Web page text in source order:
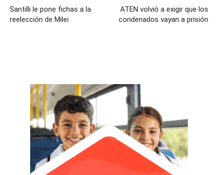
Santilli le pone fichas a la
reelección de Milei
ATEN volvió a exigir que los
condenados vayan a prisión